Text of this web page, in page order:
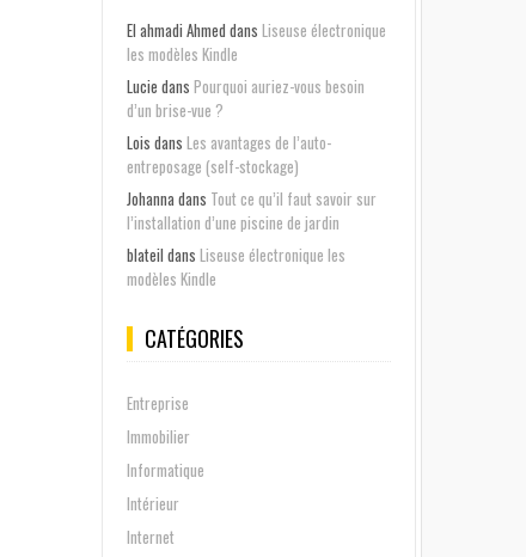
El ahmadi Ahmed dans Liseuse électronique
les modèles Kindle
Lucie dans Pourquoi auriez-vous besoin
d’un brise-vue ?
Lois dans Les avantages de l’auto-
entreposage (self-stockage)
Johannadans Tout ce qu’il faut savoir sur
l’installation d’une piscine de jardin
blateil dans Liseuse électronique les
modèles Kindle
CATÉGORIES
Entreprise
Immobilier
Informatique
Intérieur
Internet